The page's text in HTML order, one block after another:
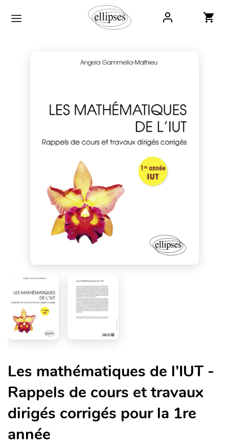
Les mathématiques de l’IUT -
Rappels de cours et travaux
dirigés corrigés pour la 1re
année